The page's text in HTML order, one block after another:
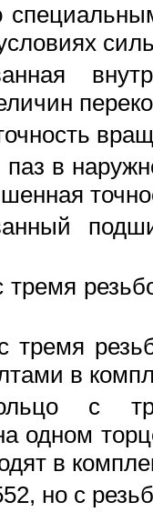
в
тремя
тремя
в
с
одном
в
но с